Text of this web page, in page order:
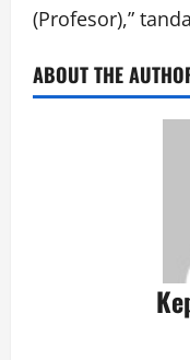
(Profesor),”
ABOUT THE